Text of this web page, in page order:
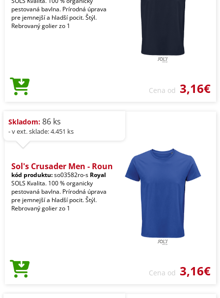
pestovaná bavlna. Prírodná úprava
pre jemnejší a hladší pocit. Štýl.
Rebrovaný golier zo 1
Cena od 3,16€
Skladom: 86 ks
- v ext. sklade: 4.451 ks
Sol's Crusader Men - Roun
kód produktu:so03582ro-s Royal
SOLS Kvalita. 100 % organicky
pestovaná bavlna. Prírodná úprava
pre jemnejší a hladší pocit. Štýl.
Rebrovaný golier zo 1
Cena od 3,16€